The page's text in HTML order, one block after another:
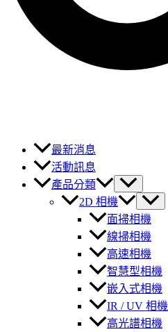
最新消息
活動訊息
產品分類
2D 相機
面掃相機
線掃相機
高速相機
智慧型相機
嵌入式相機
IR / UV 相機
高光譜相機